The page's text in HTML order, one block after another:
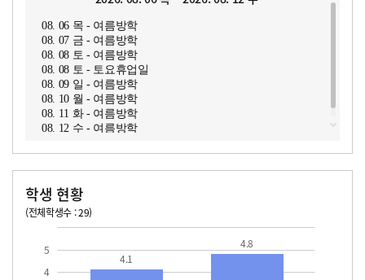
08. 06 목 - 여름방학
08. 07 금 - 여름방학
08. 08 토 - 여름방학
08. 08 토 - 토요휴업일
08. 09 일 - 여름방학
08. 10 월 - 여름방학
08. 11 화 - 여름방학
08. 12 수 - 여름방학
학생 현황
(전체학생수 : 29)
4
5
4.1
4.8